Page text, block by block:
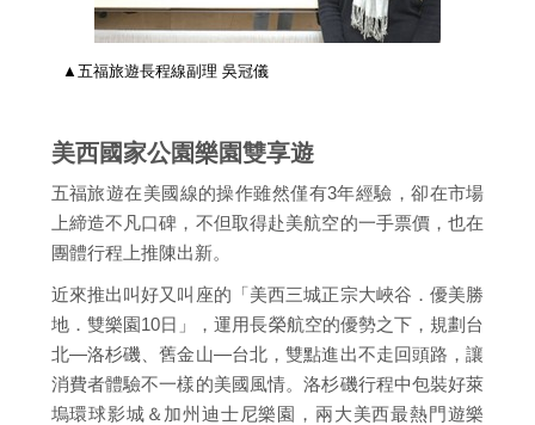
▲五福旅遊長程線副理 吳冠儀
美西國家公園樂園雙享遊
五福旅遊在美國線的操作雖然僅有3年經驗，卻在市場
上締造不凡口碑，不但取得赴美航空的一手票價，也在
團體行程上推陳出新。
近來推出叫好又叫座的「美西三城正宗大峽谷．優美勝
地．雙樂園10日」，運用長榮航空的優勢之下，規劃台
北—洛杉磯、舊金山—台北，雙點進出不走回頭路，讓
消費者體驗不一樣的美國風情。洛杉磯行程中包裝好萊
塢環球影城＆加州迪士尼樂園，兩大美西最熱門遊樂